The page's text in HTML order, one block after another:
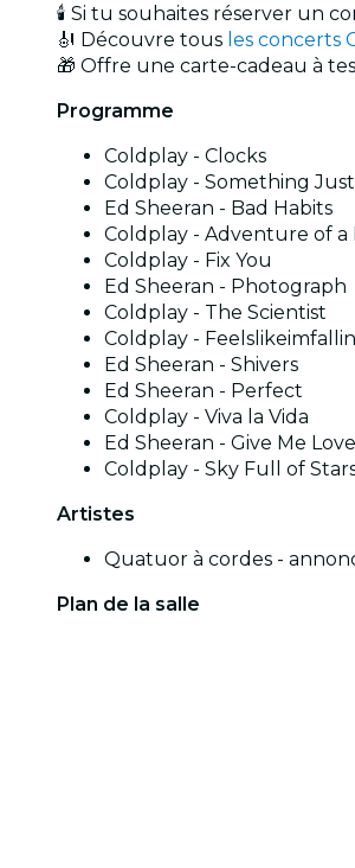
🕯️ Si tu souhaites réserver un
🎻 Découvre tous les concerts
🎁 Offre une carte-cadeau à
Programme
Coldplay - Clocks
Coldplay - Something
Ed Sheeran - Bad Habits
Coldplay - Adventure of a
Coldplay - Fix You
Ed Sheeran - Photograph
Coldplay - The Scientist
Coldplay -
Ed Sheeran - Shivers
Ed Sheeran - Perfect
Coldplay - Viva la Vida
Ed Sheeran - Give Me Love
Coldplay - Sky Full of
Artistes
Quatuor à cordes -
Plan de la salle